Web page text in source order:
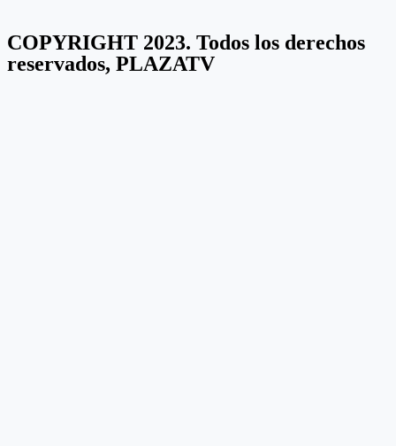
COPYRIGHT 2023. Todos los derechos
reservados, PLAZATV